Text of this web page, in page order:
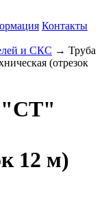
Контакты
и СКС → Труба
(отрезок
"СТ"
12 м)